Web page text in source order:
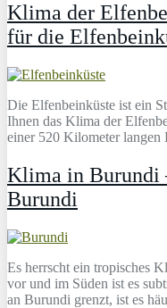
Klima der
für die
Die Elfenbeinküste ist ein
Ihnen das Klima der
einer 520 Kilometer
Klima in Burundi
Burundi
Es herrscht ein tropisches
vor und im Süden ist es
an Burundi grenzt, ist es